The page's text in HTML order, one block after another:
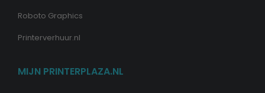
Roboto Graphics
Printerverhuur.nl
MIJN PRINTERPLAZA.NL